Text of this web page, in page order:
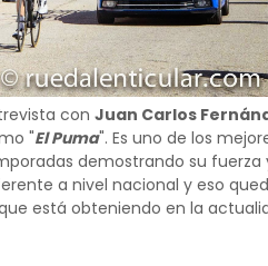
con Juan Carlos
"El Puma". Es uno de los
demostrando su fuerza
a nivel nacional y eso
está obteniendo en la